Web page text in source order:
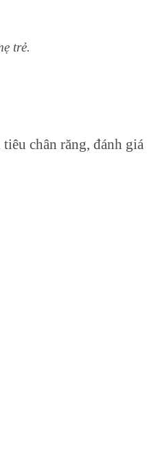
trẻ.
chân răng, đánh giá